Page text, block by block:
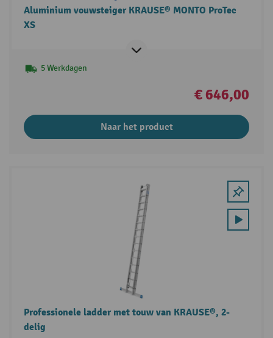
Aluminium vouwsteiger KRAUSE® MONTO ProTec
XS
5 Werkdagen
€ 646,00
Naar het product
Professionele ladder met touw van KRAUSE®, 2-
delig